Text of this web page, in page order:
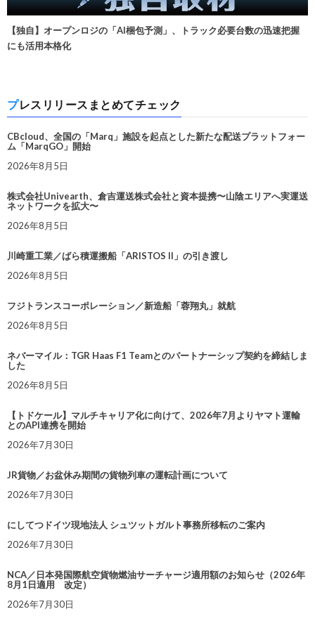
【独自】オープンロジの「AI梱包予測」、トラック必要台数の迅速把握
にも活用本格化
プレスリリースまとめてチェック
CBcloud、全国の「Marq」施設を起点とした新たな配送プラットフォー
ム「MarqGO」開始
2026年8月5日
株式会社Univearth、倉吉運送株式会社と資本提携〜山陰エリアへ実運送
ネットワークを拡大〜
2026年8月5日
川崎重工業／ばら積運搬船「ARISTOS II」の引き渡し
2026年8月5日
フジトランスコーポレーション／新造船「蓉翔丸」就航
2026年8月5日
ネバーマイル：TGR Haas F1 Teamとのパートナーシップ契約を締結しま
した
2026年8月5日
【トドケール】マルチキャリア化に向けて、2026年7月よりヤマト運輸
とのAPI連携を開始
2026年7月30日
JR貨物／お盆休み期間の貨物列車の運転計画について
2026年7月30日
にしてつドイツ現地法人 シュツットガルト事務所移転のご案内
2026年7月30日
NCA／日本発国際航空貨物燃油サーチャージ適用額のお知らせ（2026年
8月1日適用 改定）
2026年7月30日